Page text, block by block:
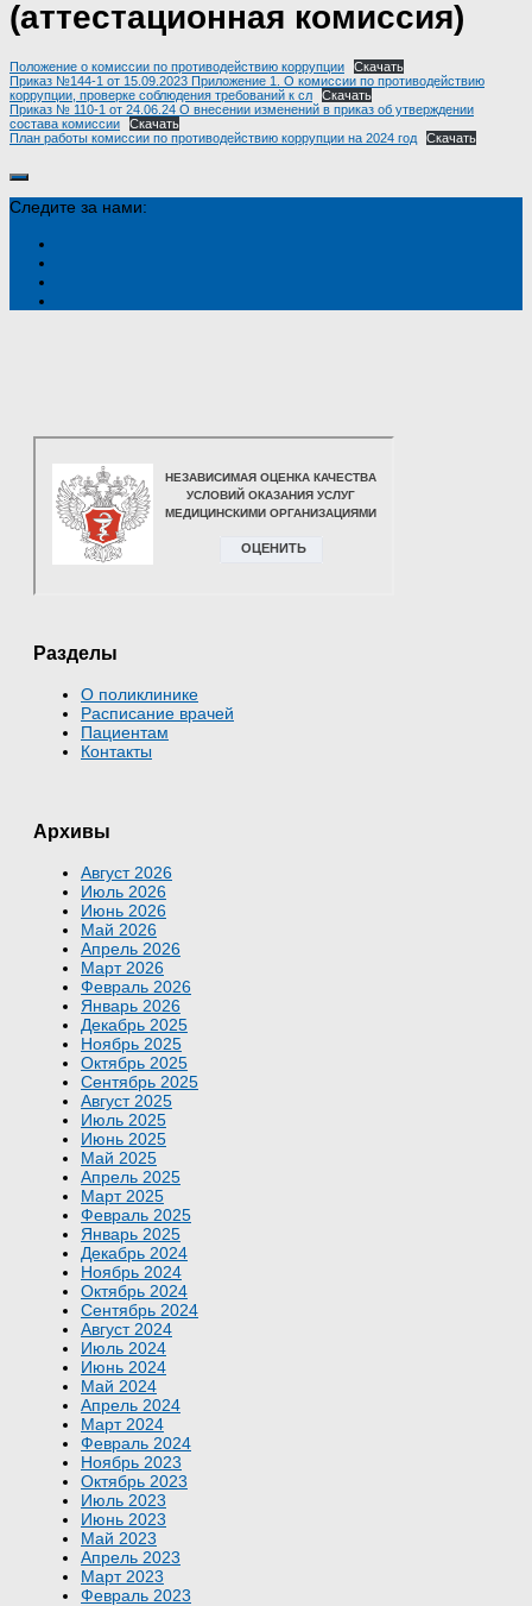
(аттестационная комиссия)
Положение о комиссии по противодействию коррупции
Скачать
Приказ №144-1 от 15.09.2023 Приложение 1. О комиссии по противодействию
коррупции, проверке соблюдения требований к сл
Скачать
Приказ № 110-1 от 24.06.24 О внесении изменений в приказ об утверждении
состава комиссии
Скачать
План работы комиссии по противодействию коррупции на 2024 год
Скачать
Следите за нами:
Разделы
О поликлинике
Расписание врачей
Пациентам
Контакты
Архивы
Август 2026
Июль 2026
Июнь 2026
Май 2026
Апрель 2026
Март 2026
Февраль 2026
Январь 2026
Декабрь 2025
Ноябрь 2025
Октябрь 2025
Сентябрь 2025
Август 2025
Июль 2025
Июнь 2025
Май 2025
Апрель 2025
Март 2025
Февраль 2025
Январь 2025
Декабрь 2024
Ноябрь 2024
Октябрь 2024
Сентябрь 2024
Август 2024
Июль 2024
Июнь 2024
Май 2024
Апрель 2024
Март 2024
Февраль 2024
Ноябрь 2023
Октябрь 2023
Июль 2023
Июнь 2023
Май 2023
Апрель 2023
Март 2023
Февраль 2023